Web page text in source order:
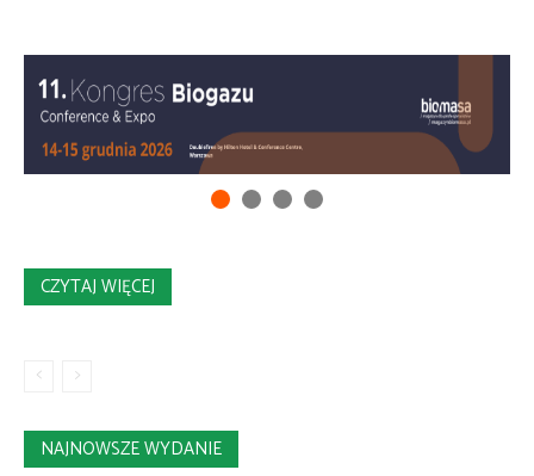
CZYTAJ WIĘCEJ
NAJNOWSZE WYDANIE